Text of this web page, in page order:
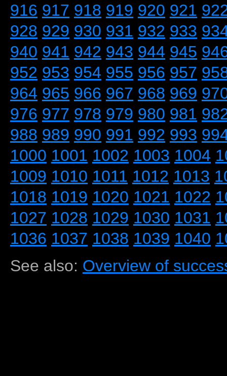
916 917 918 919 920 921
928 929 930 931 932 933
940 941 942 943 944 945
952 953 954 955 956 957
964 965 966 967 968 969
976 977 978 979 980 981
988 989 990 991 992 993
1000 1001 1002 1003 1004
1009 1010 1011 1012 1013
1018 1019 1020 1021 1022
1027 1028 1029 1030 1031
1036 1037 1038 1039 1040
See also: Overview of